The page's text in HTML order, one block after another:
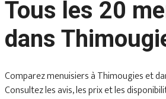
Tous les 20
dans
Comparez menuisiers à Thimougies et
Consultez les avis, les prix et les